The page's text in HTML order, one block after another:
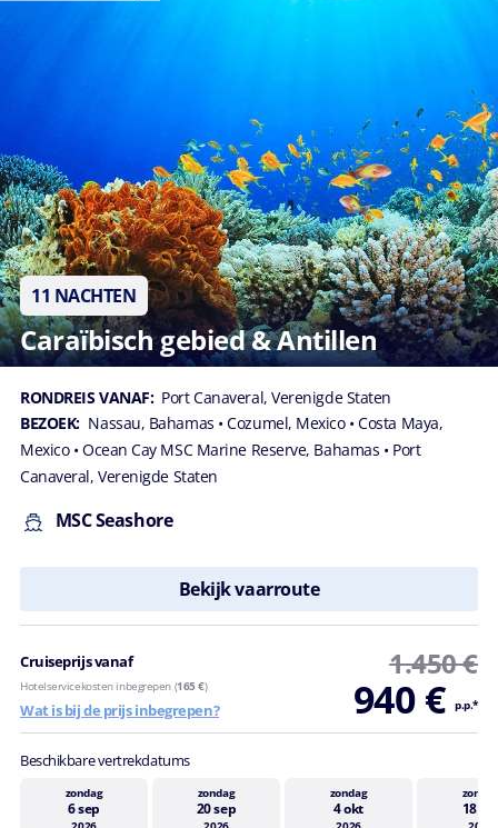
11 NACHTEN
Caraïbisch gebied & Antillen
RONDREIS VANAF: Port Canaveral, Verenigde Staten
BEZOEK: Nassau, Bahamas • Cozumel, Mexico • Costa Maya,
Mexico • Ocean Cay MSC Marine Reserve, Bahamas • Port
Canaveral, Verenigde Staten
MSC Seashore
Bekijk vaarroute
Cruiseprijs vanaf 1.450 €
940 € p.p.*
Hotelservicekosten inbegrepen (165 €)
Wat is bij de prijs inbegrepen?
Beschikbare vertrekdatums
zondag
6 sep
zondag
20 sep
zondag
4 okt 18